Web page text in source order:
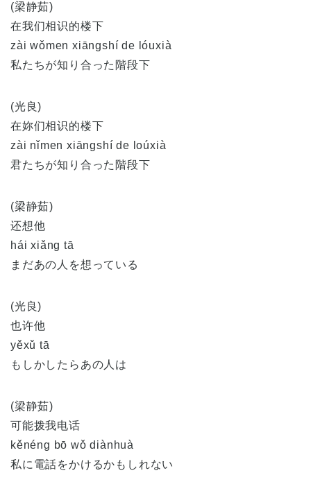
(梁静茹)
在我们相识的楼下
zài wǒmen xiāngshí de lóuxià
私たちが知り合った階段下
(光良)
在妳们相识的楼下
zài nǐmen xiāngshí de loúxià
君たちが知り合った階段下
(梁静茹)
还想他
hái xiǎng tā
まだあの人を想っている
(光良)
也许他
yěxǔ tā
もしかしたらあの人は
(梁静茹)
可能拨我电话
kěnéng bō wǒ diànhuà
私に電話をかけるかもしれない